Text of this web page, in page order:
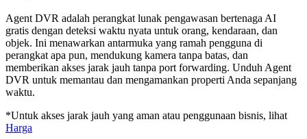
Agent DVR adalah perangkat lunak pengawasan bertenaga AI
gratis dengan deteksi waktu nyata untuk orang, kendaraan, dan
objek. Ini menawarkan antarmuka yang ramah pengguna di
perangkat apa pun, mendukung kamera tanpa batas, dan
memberikan akses jarak jauh tanpa port forwarding. Unduh Agent
DVR untuk memantau dan mengamankan properti Anda sepanjang
waktu.
*Untuk akses jarak jauh yang aman atau penggunaan bisnis, lihat
Harga